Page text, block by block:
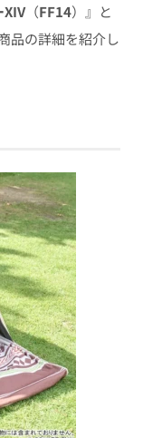
XIV（FF14）』と
品の詳細を紹介し